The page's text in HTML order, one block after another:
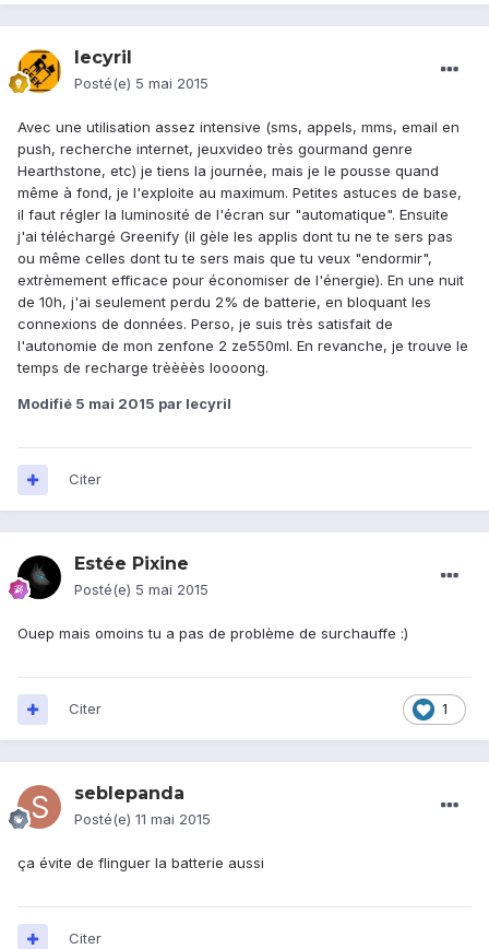
lecyril
Posté(e) 5 mai 2015
Avec une utilisation assez intensive (sms, appels, mms, email en
push, recherche internet, jeuxvideo très gourmand genre
Hearthstone, etc) je tiens la journée, mais je le pousse quand
même à fond, je l'exploite au maximum. Petites astuces de base,
il faut régler la luminosité de l'écran sur "automatique". Ensuite
j'ai téléchargé Greenify (il gèle les applis dont tu ne te sers pas
ou même celles dont tu te sers mais que tu veux "endormir",
extrèmement efficace pour économiser de l'énergie). En une nuit
de 10h, j'ai seulement perdu 2% de batterie, en bloquant les
connexions de données. Perso, je suis très satisfait de
l'autonomie de mon zenfone 2 ze550ml. En revanche, je trouve le
temps de recharge trèèèès loooong.
Modifié 5 mai 2015 par lecyril
Citer
Estée Pixine
Posté(e) 5 mai 2015
Ouep mais omoins tu a pas de problème de surchauffe :)
1
Citer
seblepanda
Posté(e) 11 mai 2015
ça évite de flinguer la batterie aussi
Citer